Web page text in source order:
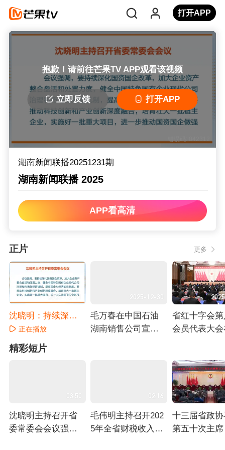
打开APP
抱歉！请前往芒果TV APP观看该视频
立即反馈 打开APP
湖南新闻联播20251231期
湖南新闻联播 2025
APP看高清
正片 更多
2025-12-31
沈晓明：持续深化
国资国企改革 为经
济社会高质量发展
作出更大贡献
正在播放
2025-12-30
毛万春在中国石油
湖南销售公司宣讲
省红十字会
会员代表大
精彩短片
03:50
沈晓明主持召开省
委常委会会议强调
02:16
毛伟明主持召开202
5年全省财税收入汇
十三届省政
第五十次主